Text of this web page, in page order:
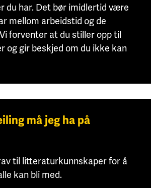
du har. Det bør imidlertid være
mellom arbeidstid og de
forventer at du stiller opp til
og gir beskjed om du ikke kan
må jeg ha på
til litteraturkunnskaper for å
kan bli med.